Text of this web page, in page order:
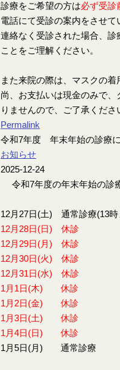
診療をご希望の方は必ず受診
電話にて受診の案内をさせて
連絡なく受診された場合、
ことをご理解ください。
また来院の際は、マスクの着
尚、お支払いは現金のみで
りませんので、ご了承くださ
Permalink
令和7年度 年末年始の診療
お知らせ
2025-12-24
令和7年度の年末年始の診
12月27日(土) 通常診療(13時
12月28日(日) 休診
12月29日(月) 休診
12月30日(火) 休診
12月31日(水) 休診
1月1日(木) 休診
1月2日(金) 休診
1月3日(土) 休診
1月4日(日) 休診
1月5日(月) 通常診療